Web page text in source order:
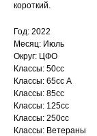
короткий.
Год: 2022
Месяц: Июль
Округ: ЦФО
Классы: 50сс
Классы: 65сс A
Классы: 85сс
Классы: 125сс
Классы: 250сс
Классы: Ветераны